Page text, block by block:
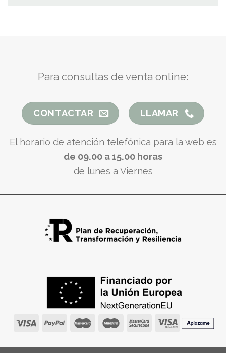
Para consultas de venta online:
CONTACTAR LLAMAR
El horario de atención telefónica para la web es
de 09.00 a 15.00 horas
de lunes a Viernes